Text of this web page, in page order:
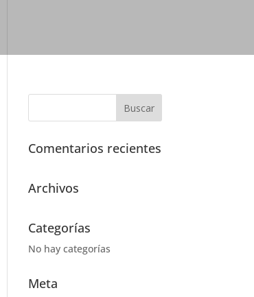
Comentarios recientes
Archivos
Categorías
No hay categorías
Meta